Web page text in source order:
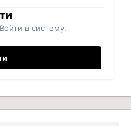
в систему.